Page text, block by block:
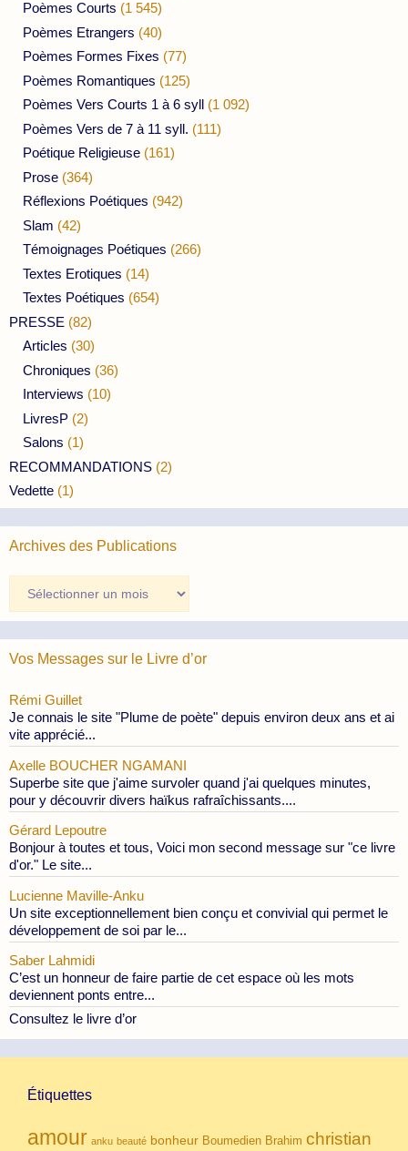
Poèmes Courts (1 545)
Poèmes Etrangers (40)
Poèmes Formes Fixes (77)
Poèmes Romantiques (125)
Poèmes Vers Courts 1 à 6 syll (1 092)
Poèmes Vers de 7 à 11 syll. (111)
Poétique Religieuse (161)
Prose (364)
Réflexions Poétiques (942)
Slam (42)
Témoignages Poétiques (266)
Textes Erotiques (14)
Textes Poétiques (654)
PRESSE (82)
Articles (30)
Chroniques (36)
Interviews (10)
LivresP (2)
Salons (1)
RECOMMANDATIONS (2)
Vedette (1)
Archives des Publications
des
Publications
Vos Messages sur le Livre d’or
Rémi Guillet
Je connais le site "Plume de poète" depuis environ deux ans et ai
vite apprécié...
Axelle BOUCHER NGAMANI
Superbe site que j'aime survoler quand j'ai quelques minutes,
pour y découvrir divers haïkus rafraîchissants....
Gérard Lepoutre
Bonjour à toutes et tous, Voici mon second message sur "ce livre
d'or." Le site...
Lucienne Maville-Anku
Un site exceptionnellement bien conçu et convivial qui permet le
développement de soi par le...
Saber Lahmidi
C’est un honneur de faire partie de cet espace où les mots
deviennent ponts entre...
Consultez le livre d’or
Étiquettes
amour anku beauté bonheur Boumedien Brahim christian